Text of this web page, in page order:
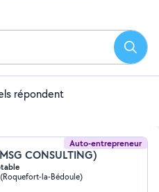
répondent
Auto-entrepreneur
CONSULTING)
la-Bédoule)